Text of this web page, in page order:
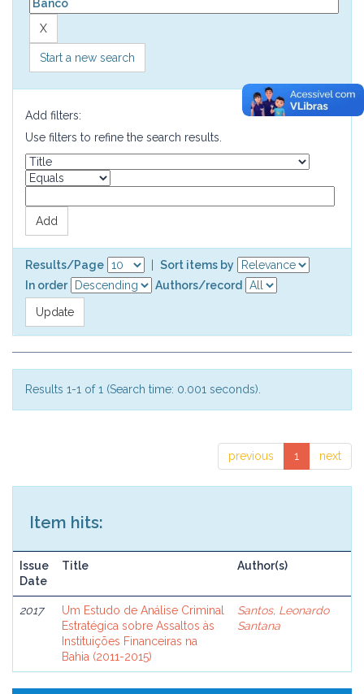
Start a new search
Add filters:
Use filters to refine the search results.
Results/Page
Sort items by
In order
Authors/record
Results 1-1 of 1 (Search time: 0.001 seconds).
previous 1 next
Item hits:
Issue
Date
Title Author(s)
2017
Um Estudo de Análise Criminal
Estratégica sobre Assaltos às
Instituições Financeiras na
Bahia (2011-2015)
Santos, Leonardo
Santana